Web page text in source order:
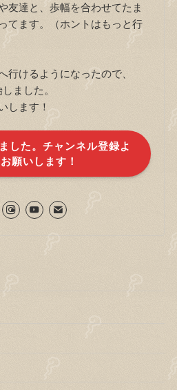
友達と、歩幅を合わせてたま
てます。（ホントはもっと行
行けるようになったので、
ました。
します！
した。チャンネル登録よ
願いします！